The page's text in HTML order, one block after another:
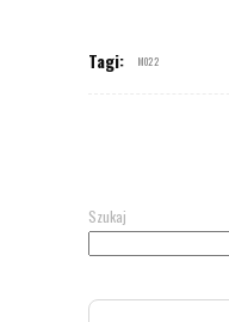
Tagi: M022
Szukaj